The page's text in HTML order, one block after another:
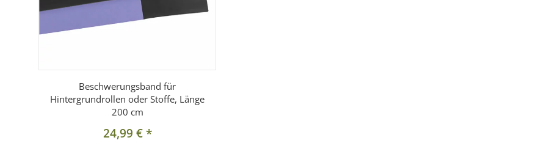
Beschwerungsband für
Hintergrundrollen oder Stoffe, Länge
200 cm
24,99 €*